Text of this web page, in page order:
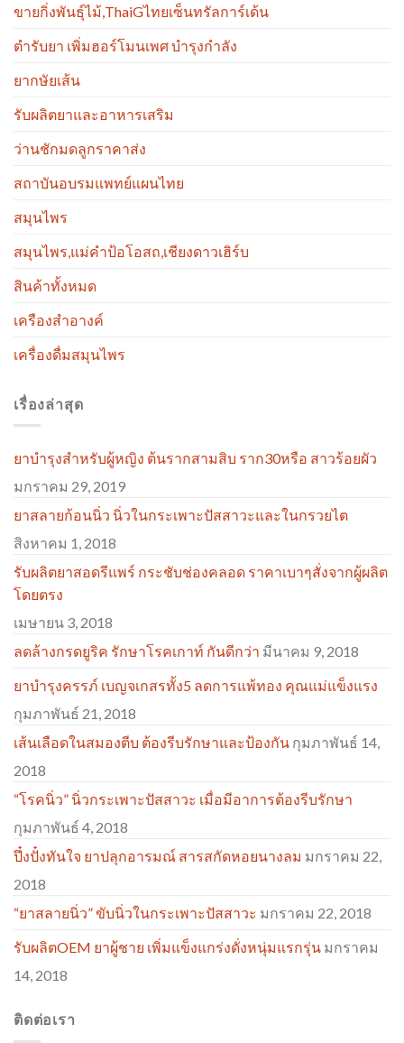
ขายกิ่งพันธุ์ไม้,ThaiGไทยเซ็นทรัลการ์เด้น
ตำรับยา เพิ่มฮอร์โมนเพศ บำรุงกำลัง
ยากษัยเส้น
รับผลิตยาและอาหารเสริม
ว่านชักมดลูกราคาส่ง
สถาบันอบรมแพทย์แผนไทย
สมุนไพร
สมุนไพร,แม่คำป้อโอสถ,เชียงดาวเฮิร์บ
สินค้าทั้งหมด
เครืองสำอางค์
เครื่องดื่มสมุนไพร
เรื่องล่าสุด
ยาบำรุงสำหรับผู้หญิง ต้นรากสามสิบ ราก30หรือ สาวร้อยผัว
มกราคม 29, 2019
ยาสลายก้อนนิ่ว นิ่วในกระเพาะปัสสาวะและในกรวยไต
สิงหาคม 1, 2018
รับผลิตยาสอดรีแพร์ กระชับช่องคลอด ราคาเบาๆสั่งจากผู้ผลิต
โดยตรง
เมษายน 3, 2018
ลดล้างกรดยูริค รักษาโรคเกาท์ กันดีกว่า มีนาคม 9, 2018
ยาบำรุงครรภ์ เบญจเกสรทั้ง5 ลดการแพ้ทอง คุณแม่แข็งแรง
กุมภาพันธ์ 21, 2018
เส้นเลือดในสมองตีบ ต้องรีบรักษาและป้องกัน กุมภาพันธ์ 14,
2018
“โรคนิ่ว” นิ่วกระเพาะปัสสาวะ เมื่อมีอาการต้องรีบรักษา
กุมภาพันธ์ 4, 2018
ปึ๋งปั๋งทันใจ ยาปลุกอารมณ์ สารสกัดหอยนางลม มกราคม 22,
2018
“ยาสลายนิ่ว” ขับนิ่วในกระเพาะปัสสาวะ มกราคม 22, 2018
รับผลิตOEM ยาผู้ชาย เพิ่มแข็งแกร่งดั่งหนุ่มแรกรุ่น มกราคม
14, 2018
ติดต่อเรา